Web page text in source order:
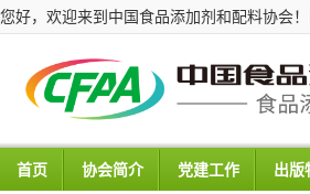
您好，欢迎来到中国食品添加剂和配料协会
首页 协会简介 党建工作 出版